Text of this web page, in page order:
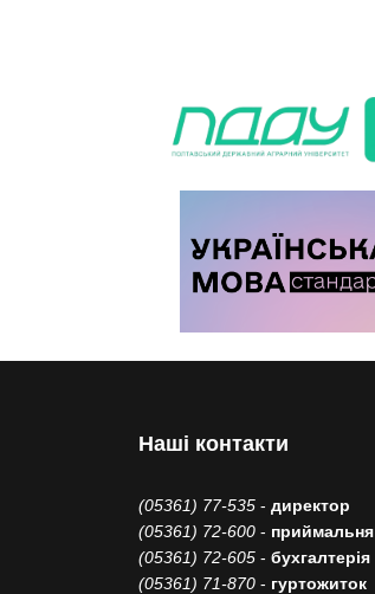
Наші контакти
(05361) 77-535 - директор
(05361) 72-600 - приймальня
(05361) 72-605 - бухгалтерія
(05361) 71-870 - гуртожиток